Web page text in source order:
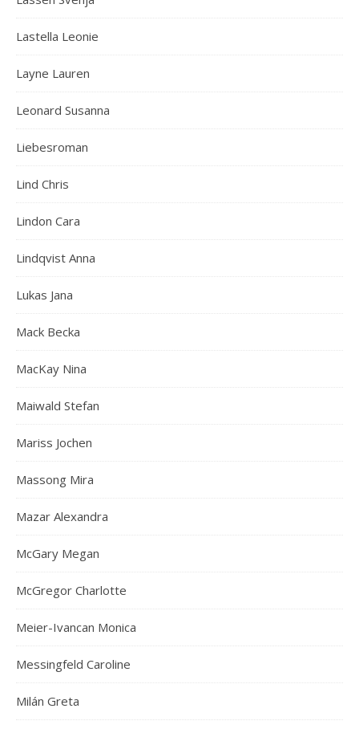
Lastella Leonie
Layne Lauren
Leonard Susanna
Liebesroman
Lind Chris
Lindon Cara
Lindqvist Anna
Lukas Jana
Mack Becka
MacKay Nina
Maiwald Stefan
Mariss Jochen
Massong Mira
Mazar Alexandra
McGary Megan
McGregor Charlotte
Meier-Ivancan Monica
Messingfeld Caroline
Milán Greta